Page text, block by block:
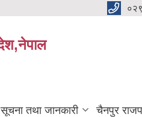
सूचना तथा जानकारी चैनपुर